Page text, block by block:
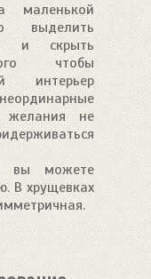
маленькой
выделить
и скрыть
чтобы
интерьер
желания не
вы можете
В хрущевках